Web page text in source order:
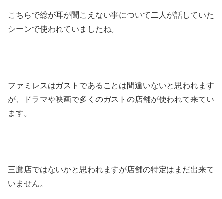
こちらで総が耳が聞こえない事について二人が話していた
シーンで使われていましたね。
ファミレスはガストであることは間違いないと思われます
が、ドラマや映画で多くのガストの店舗が使われて来てい
ます。
三鷹店ではないかと思われますが店舗の特定はまだ出来て
いません。